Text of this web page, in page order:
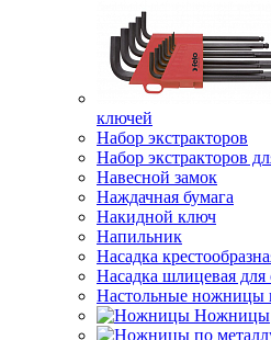
ключей
Набор экстракторов
Набор экстракторов
Навесной замок
Наждачная бумага
Накидной ключ
Напильник
Насадка
Насадка шлицевая для
Настольные ножницы
Ножницы